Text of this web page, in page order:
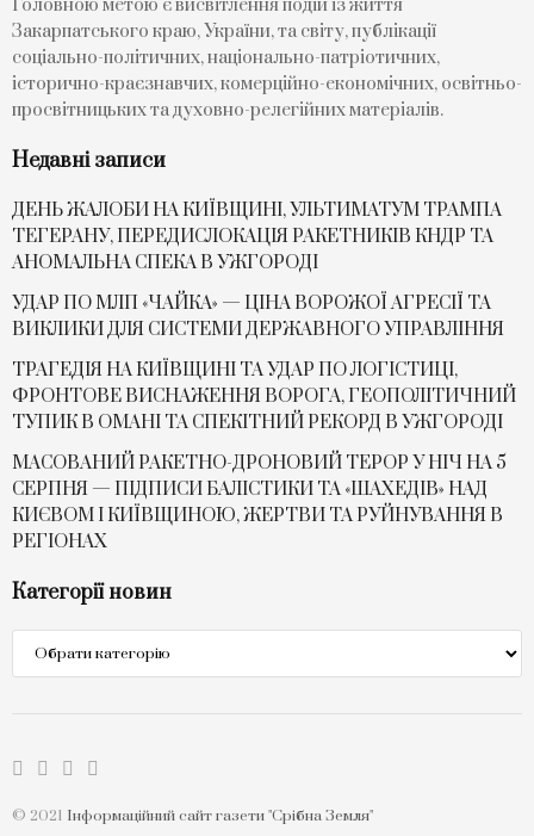
Головною метою є висвітлення подій із життя
Закарпатського краю, України, та світу, публікації
соціально-політичних, національно-патріотичних,
історично-краєзнавчих, комерційно-економічних, освітньо-
просвітницьких та духовно-релегійних матеріалів.
Недавні записи
ДЕНЬ ЖАЛОБИ НА КИЇВЩИНІ, УЛЬТИМАТУМ ТРАМПА
ТЕГЕРАНУ, ПЕРЕДИСЛОКАЦІЯ РАКЕТНИКІВ КНДР ТА
АНОМАЛЬНА СПЕКА В УЖГОРОДІ
УДАР ПО МЛП «ЧАЙКА» — ЦІНА ВОРОЖОЇ АГРЕСІЇ ТА
ВИКЛИКИ ДЛЯ СИСТЕМИ ДЕРЖАВНОГО УПРАВЛІННЯ
ТРАГЕДІЯ НА КИЇВЩИНІ ТА УДАР ПО ЛОГІСТИЦІ,
ФРОНТОВЕ ВИСНАЖЕННЯ ВОРОГА, ГЕОПОЛІТИЧНИЙ
ТУПИК В ОМАНІ ТА СПЕКІТНИЙ РЕКОРД В УЖГОРОДІ
МАСОВАНИЙ РАКЕТНО-ДРОНОВИЙ ТЕРОР У НІЧ НА 5
СЕРПНЯ — ПІДПИСИ БАЛІСТИКИ ТА «ШАХЕДІВ» НАД
КИЄВОМ І КИЇВЩИНОЮ, ЖЕРТВИ ТА РУЙНУВАННЯ В
РЕГІОНАХ
Категорії новин
новин
© 2021 Інформаційний сайт газети "Срібна Земля"